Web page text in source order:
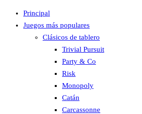
Principal
Juegos más populares
Clásicos de tablero
Trivial Pursuit
Party & Co
Risk
Monopoly
Catán
Carcassonne